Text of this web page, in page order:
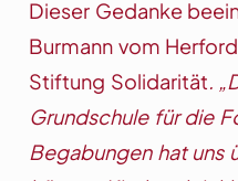
Dieser Gedanke
Burmann vom
Stiftung Solidarität.
Grundschule für die
Begabungen hat uns